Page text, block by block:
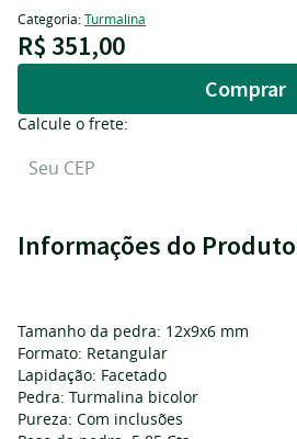
Categoria:Turmalina
R$ 351,00
Comprar
Calcule o frete:
Informações do Produto
Tamanho da pedra: 12x9x6 mm
Formato: Retangular
Lapidação: Facetado
Pedra: Turmalina bicolor
Pureza: Com inclusões